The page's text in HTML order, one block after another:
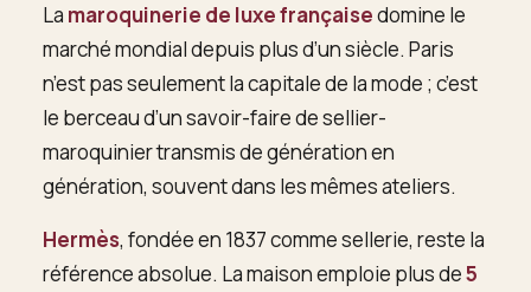
La maroquinerie de luxe françaisedomine le
marché mondial depuis plus d’un siècle. Paris
n’est pas seulement la capitale de la mode ; c’est
le berceau d’un savoir-faire de sellier-
maroquinier transmis de génération en
génération, souvent dans les mêmes ateliers.
Hermès, fondée en 1837 comme sellerie, reste la
référence absolue. La maison emploie plus de5